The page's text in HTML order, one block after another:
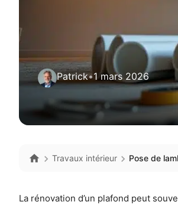
Patrick•1 mars 2026
Travaux intérieur Pose de
La rénovation d’un plafond peut